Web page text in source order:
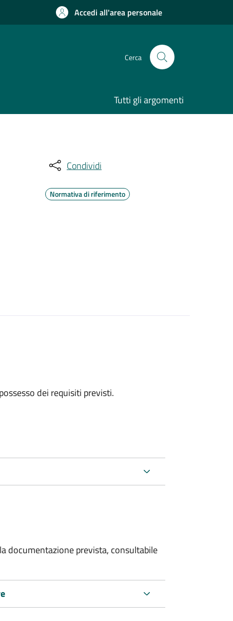
Accedi all'area personale
Cerca
Tutti gli argomenti
Condividi
Normativa di riferimento
dei requisiti previsti.
documentazione prevista, consultabile